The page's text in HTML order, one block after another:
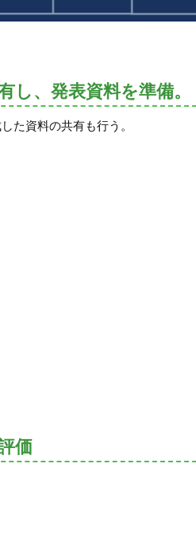
、発表資料を準備。
た資料の共有も行う。
価